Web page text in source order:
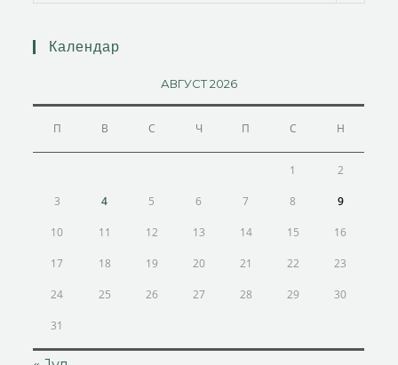
Календар
АВГУСТ 2026
П В С Ч П С Н
1 2
3 4 5 6 7 8 9
10 11 12 13 14 15 16
17 18 19 20 21 22 23
24 25 26 27 28 29 30
31